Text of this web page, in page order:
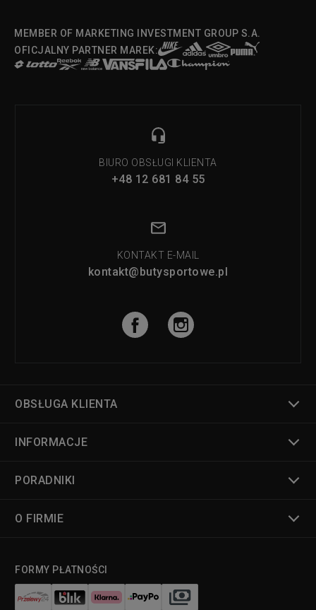
MEMBER OF MARKETING INVESTMENT GROUP S.A.
OFICJALNY PARTNER MAREK:
BIURO OBSŁUGI KLIENTA
+48 12 681 84 55
KONTAKT E-MAIL
kontakt@butysportowe.pl
OBSŁUGA KLIENTA
INFORMACJE
PORADNIKI
O FIRMIE
FORMY PŁATNOŚCI